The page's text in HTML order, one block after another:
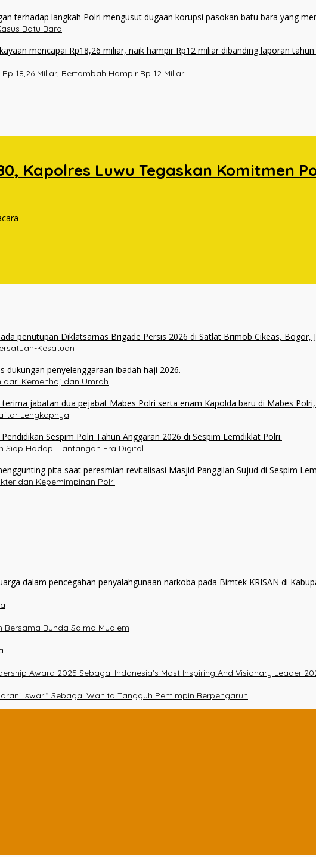
Batu Bara
18,26 Miliar, Bertambah Hampir Rp 12 Miliar
Kapolres Luwu Tegaskan Komitmen
Kesatuan
dari Kemenhaj dan Umrah
Lengkapnya
Siap Hadapi Tantangan Era Digital
dan Kepemimpinan Polri
Bersama Bunda Salma Mualem
Award 2025 Sebagai Indonesia’s Most Inspiring And Visionary Leader
Iswari” Sebagai Wanita Tangguh Pemimpin Berpengaruh